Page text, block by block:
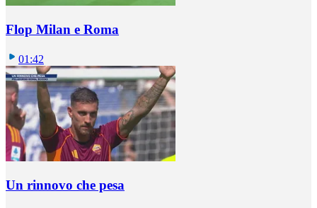
Flop Milan e Roma
01:42
Un rinnovo che pesa